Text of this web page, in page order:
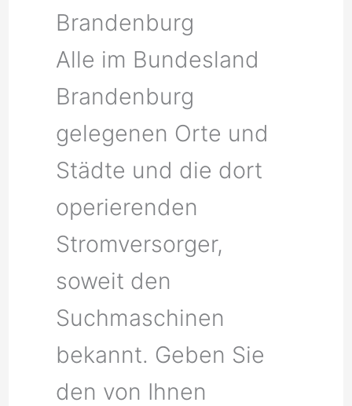
Brandenburg
Alle im Bundesland
Brandenburg
gelegenen Orte und
Städte und die dort
operierenden
Stromversorger,
soweit den
Suchmaschinen
bekannt. Geben Sie
den von Ihnen